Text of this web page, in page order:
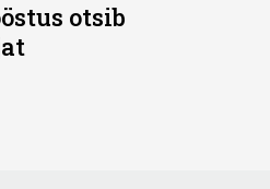
otsib